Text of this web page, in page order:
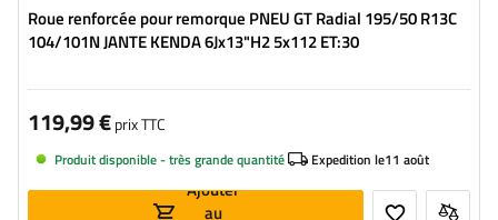
Roue renforcée pour remorque PNEU GT Radial 195/50 R13C
104/101N JANTE KENDA 6Jx13"H2 5x112 ET:30
119,99 €prix TTC
Produit disponible - très grande quantité Expedition le11 août
Ajouter
au